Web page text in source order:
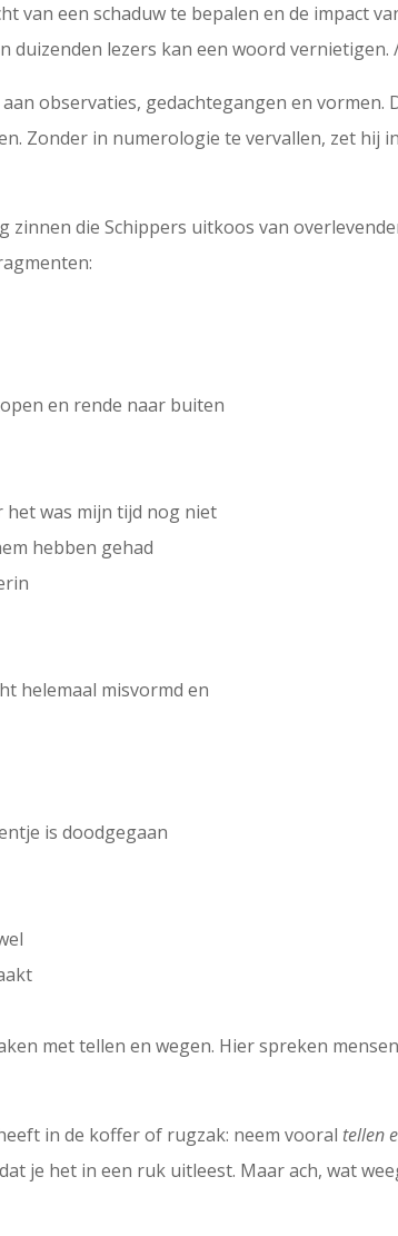
van een schaduw te bepalen en de impact
lezers kan een woord vernietigen. //
observaties, gedachtegangen en
Zonder in numerologie te vervallen, zet
zinnen die Schippers uitkoos van
en rende naar buiten
was mijn tijd nog niet
hebben gehad
helemaal misvormd en
is doodgegaan
met tellen en wegen. Hier spreken
in de koffer of rugzak: neem vooral tellen
je het in een ruk uitleest. Maar ach, wat